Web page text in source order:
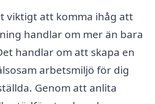
viktigt att komma ihåg att
handlar om mer än bara
handlar om att skapa en
arbetsmiljö för dig
Genom att anlita